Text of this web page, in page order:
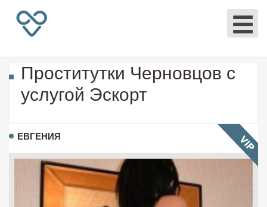
Проститутки Черновцов с
услугой Эскорт
ЕВГЕНИЯ